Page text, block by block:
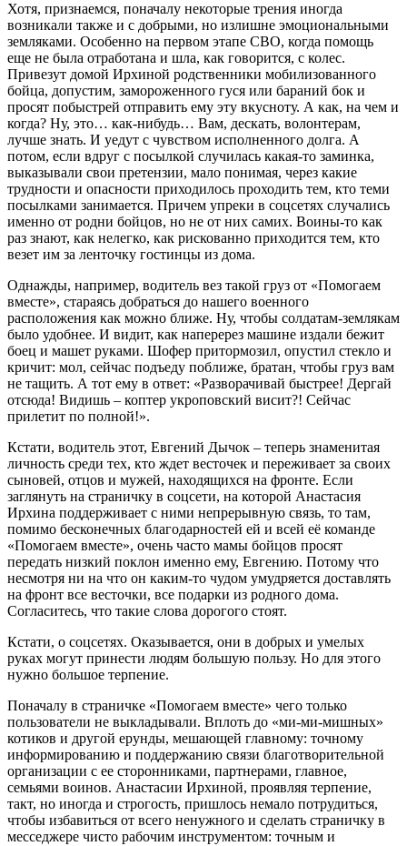
Хотя, признаемся, поначалу некоторые трения иногда
возникали также и с добрыми, но излишне эмоциональными
земляками. Особенно на первом этапе СВО, когда помощь
еще не была отработана и шла, как говорится, с колес.
Привезут домой Ирхиной родственники мобилизованного
бойца, допустим, замороженного гуся или бараний бок и
просят побыстрей отправить ему эту вкусноту. А как, на чем и
когда? Ну, это… как-нибудь… Вам, дескать, волонтерам,
лучше знать. И уедут с чувством исполненного долга. А
потом, если вдруг с посылкой случилась какая-то заминка,
выказывали свои претензии, мало понимая, через какие
трудности и опасности приходилось проходить тем, кто теми
посылками занимается. Причем упреки в соцсетях случались
именно от родни бойцов, но не от них самих. Воины-то как
раз знают, как нелегко, как рискованно приходится тем, кто
везет им за ленточку гостинцы из дома.
Однажды, например, водитель вез такой груз от «Помогаем
вместе», стараясь добраться до нашего военного
расположения как можно ближе. Ну, чтобы солдатам-землякам
было удобнее. И видит, как наперерез машине издали бежит
боец и машет руками. Шофер притормозил, опустил стекло и
кричит: мол, сейчас подъеду поближе, братан, чтобы груз вам
не тащить. А тот ему в ответ: «Разворачивай быстрее! Дергай
отсюда! Видишь – коптер укроповский висит?! Сейчас
прилетит по полной!».
Кстати, водитель этот, Евгений Дычок – теперь знаменитая
личность среди тех, кто ждет весточек и переживает за своих
сыновей, отцов и мужей, находящихся на фронте. Если
заглянуть на страничку в соцсети, на которой Анастасия
Ирхина поддерживает с ними непрерывную связь, то там,
помимо бесконечных благодарностей ей и всей её команде
«Помогаем вместе», очень часто мамы бойцов просят
передать низкий поклон именно ему, Евгению. Потому что
несмотря ни на что он каким-то чудом умудряется доставлять
на фронт все весточки, все подарки из родного дома.
Согласитесь, что такие слова дорогого стоят.
Кстати, о соцсетях. Оказывается, они в добрых и умелых
руках могут принести людям большую пользу. Но для этого
нужно большое терпение.
Поначалу в страничке «Помогаем вместе» чего только
пользователи не выкладывали. Вплоть до «ми-ми-мишных»
котиков и другой ерунды, мешающей главному: точному
информированию и поддержанию связи благотворительной
организации с ее сторонниками, партнерами, главное,
семьями воинов. Анастасии Ирхиной, проявляя терпение,
такт, но иногда и строгость, пришлось немало потрудиться,
чтобы избавиться от всего ненужного и сделать страничку в
месседжере чисто рабочим инструментом: точным и